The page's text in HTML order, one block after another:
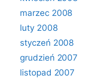
marzec 2008
luty 2008
styczeń 2008
grudzień 2007
listopad 2007